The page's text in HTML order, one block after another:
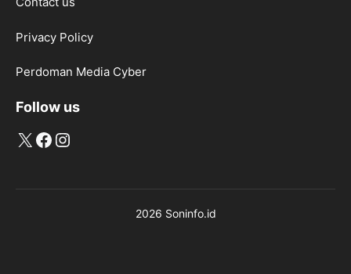
Privacy Policy
Perdoman Media Cyber
Follow us
X Facebook
Instagram
2026 Soninfo.id